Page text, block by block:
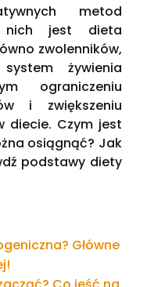
metod
nich jest dieta
zwolenników,
żywienia
ograniczeniu
i zwiększeniu
diecie. Czym jest
osiągnąć? Jak
podstawy diety
Główne